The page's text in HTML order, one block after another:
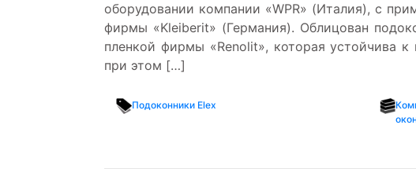
оборудовании компании «WPR» (Италия), с
фирмы «Kleiberit» (Германия). Облицован
пленкой фирмы «Renolit», которая устойчива к
при этом […]
Подоконники Elex